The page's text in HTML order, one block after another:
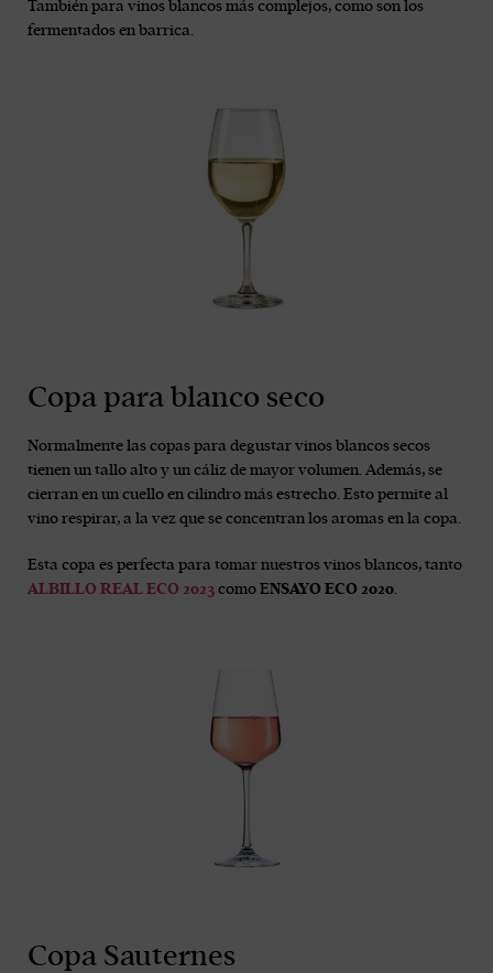
También para vinos blancos más complejos, como son los
fermentados en barrica.
Copa para blanco seco
Normalmente las copas para degustar vinos blancos secos
tienen un tallo alto y un cáliz de mayor volumen. Además, se
cierran en un cuello en cilindro más estrecho. Esto permite al
vino respirar, a la vez que se concentran los aromas en la copa.
Esta copa es perfecta para tomar nuestros vinos blancos, tanto
ALBILLO REAL ECO 2023 como ENSAYO ECO 2020.
Copa Sauternes